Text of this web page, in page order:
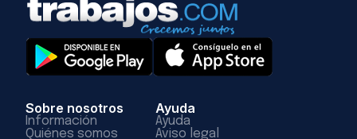
Sobre nosotros
Información
Quiénes somos
Ayuda
Ayuda
Aviso legal